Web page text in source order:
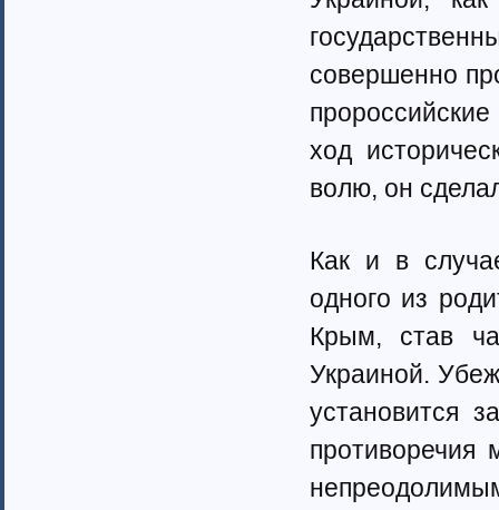
совершенно
ход
волю, он
Как и в
одного из
Крым, став
Украиной.
установится
противоречия